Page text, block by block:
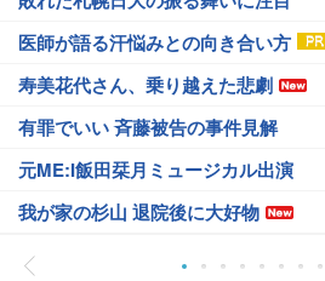
医師が語る汗悩みとの向き合い方
寿美花代さん、乗り越えた悲劇
有罪でいい 斉藤被告の事件見解
元ME:I飯田栞月ミュージカル出演
我が家の杉山 退院後に大好物